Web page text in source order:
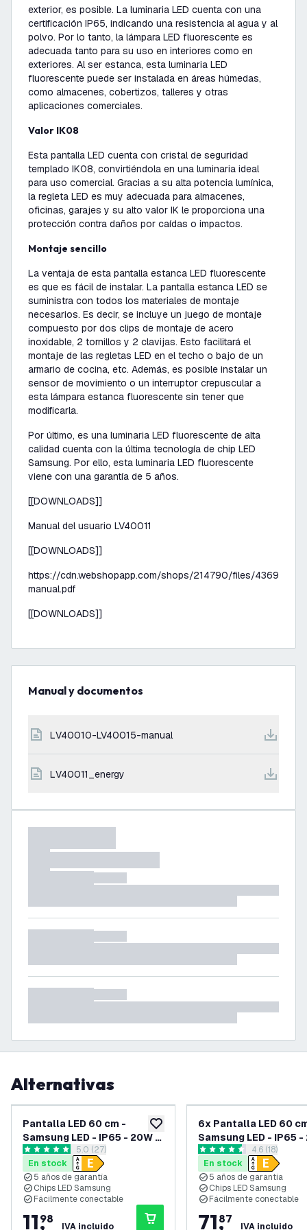
exterior, es posible. La luminaria LED cuenta con una
certificación IP65, indicando una resistencia al agua y al
polvo. Por lo tanto, la lámpara LED fluorescente es
adecuada tanto para su uso en interiores como en
exteriores. Al ser estanca, esta luminaria LED
fluorescente puede ser instalada en áreas húmedas,
como almacenes, cobertizos, talleres y otras
aplicaciones comerciales.
Valor IK08
Esta pantalla LED cuenta con cristal de seguridad
templado IK08, convirtiéndola en una luminaria ideal
para uso comercial. Gracias a su alta potencia lumínica,
la regleta LED es muy adecuada para almacenes,
oficinas, garajes y su alto valor IK le proporciona una
protección contra daños por caídas o impactos.
Montaje sencillo
La ventaja de esta pantalla estanca LED fluorescente
es que es fácil de instalar. La pantalla estanca LED se
suministra con todos los materiales de montaje
necesarios. Es decir, se incluye un juego de montaje
compuesto por dos clips de montaje de acero
inoxidable, 2 tornillos y 2 clavijas. Esto facilitará el
montaje de las regletas LED en el techo o bajo de un
armario de cocina, etc. Además, es posible instalar un
sensor de movimiento o un interruptor crepuscular a
esta lámpara estanca fluorescente sin tener que
modificarla.
Por último, es una luminaria LED fluorescente de alta
calidad cuenta con la última tecnología de chip LED
Samsung. Por ello, esta luminaria LED fluorescente
viene con una garantía de 5 años.
[[DOWNLOADS]]
Manual del usuario LV40011
[[DOWNLOADS]]
https://cdn.webshopapp.com/shops/214790/files/
manual.pdf
[[DOWNLOADS]]
Manual y documentos
LV40010-LV40015-manual
LV40011_energy
Alternativas
añadir a lista de deseos
Pantalla LED 60 cm -
Samsung LED - IP65 - 20W -
140 lm/W - 4000K -
Conectable - 5 años de
garantía
abrir el panel de reseñas
5 estrellas de puntuación
5.0 (27)
En stock
5 años de garantía
Chips LED Samsung
Fácilmente conectable
11,
98
IVA incluido
6x Pantalla LED 60
Samsung LED - IP65 -
140 lm/W - 6500K -
Conectable - 5 años
garantía
abrir el
4.6 estrellas de puntuación
4.6 (18)
En stock
5 años de garantía
Chips LED Samsung
Fácilmente conectable
71,
87
IVA incluido